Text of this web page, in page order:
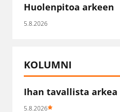
Huolenpitoa arkeen
5.8.2026
KOLUMNI
Ihan tavallista arkea
5.8.2026